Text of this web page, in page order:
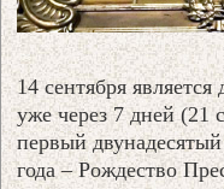
14 сентября
уже через 7 дней (21
первый
года – Рождество